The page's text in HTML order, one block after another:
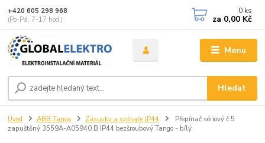
Menu
Hledat
+420 605 298 968
(Po-Pá, 7-17 hod.)
0 ks
za 0,00 Kč
Úvod ABB Tango Zásuvky a spínače IP44
Přepínač sériový č.5
zapuštěný 3559A-A05940 B IP44 bezšroubový Tango - bílý